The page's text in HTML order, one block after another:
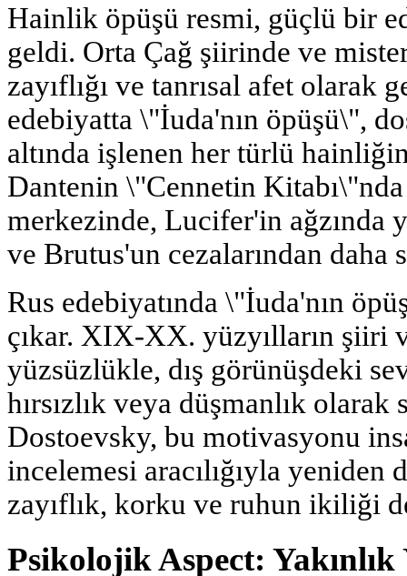
Hainlik öpüşü resmi, güçlü bir
geldi. Orta Çağ şiirinde ve
zayıflığı ve tanrısal afet olarak
edebiyatta \"İuda'nın öpüşü\",
altında işlenen her türlü
Dantenin \"Cennetin Kitabı\"nda
merkezinde, Lucifer'in ağzında
ve Brutus'un cezalarından daha
Rus edebiyatında \"İuda'nın
çıkar. XIX-XX. yüzyılların şiiri
yüzsüzlükle, dış görünüşdeki
hırsızlık veya düşmanlık
Dostoevsky, bu motivasyonu
incelemesi aracılığıyla
zayıflık, korku ve ruhun ikiliği
Psikolojik Aspect: